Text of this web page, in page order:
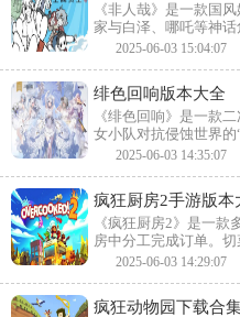
《非人哉》是一款国
家与白泽、哪吒等神
情。融合卡牌战斗与
2025-06-03 15:04:07
绯色回响版本大全
《绯色回响》是一款
女小队对抗侵蚀世界
地形互动，角色羁绊
2025-06-03 14:35:07
疯狂厨房2手游版本
《疯狂厨房2》是一
房中分工完成订单。
擎让食材满天飞。新
2025-06-03 14:29:07
疯狂动物园下载合